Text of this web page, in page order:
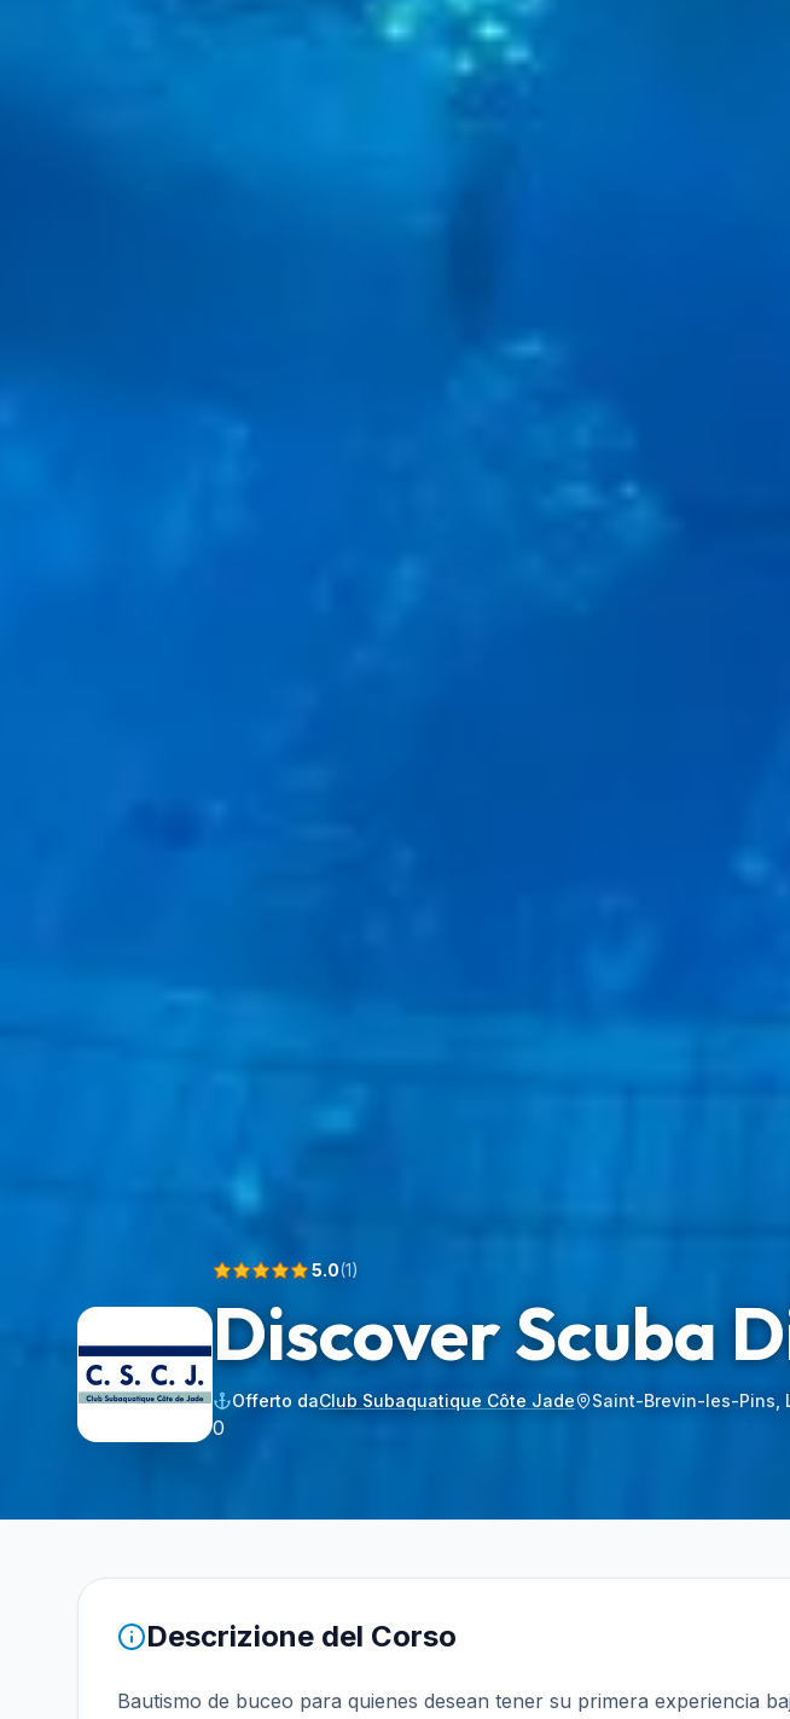
5.0(1)
Discover Scuba
Offerto daClub Subaquatique Côte Jade Saint-Brevin-les-Pins,
0
Descrizione del Corso
Bautismo de buceo para quienes desean tener su primera experiencia